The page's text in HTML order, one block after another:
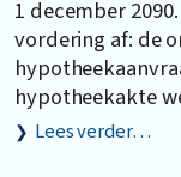
1 december
vordering af: de
hypotheekakte
Lees verder…